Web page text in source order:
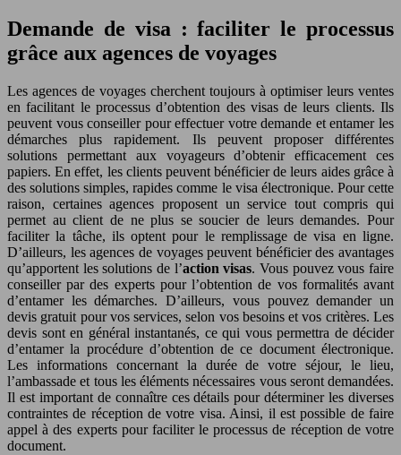
Demande de visa : faciliter le processus
grâce aux agences de voyages
Les agences de voyages cherchent toujours à optimiser leurs ventes
en facilitant le processus d’obtention des visas de leurs clients. Ils
peuvent vous conseiller pour effectuer votre demande et entamer les
démarches plus rapidement. Ils peuvent proposer différentes
solutions permettant aux voyageurs d’obtenir efficacement ces
papiers. En effet, les clients peuvent bénéficier de leurs aides grâce à
des solutions simples, rapides comme le visa électronique. Pour cette
raison, certaines agences proposent un service tout compris qui
permet au client de ne plus se soucier de leurs demandes. Pour
faciliter la tâche, ils optent pour le remplissage de visa en ligne.
D’ailleurs, les agences de voyages peuvent bénéficier des avantages
qu’apportent les solutions de l’action visas. Vous pouvez vous faire
conseiller par des experts pour l’obtention de vos formalités avant
d’entamer les démarches. D’ailleurs, vous pouvez demander un
devis gratuit pour vos services, selon vos besoins et vos critères. Les
devis sont en général instantanés, ce qui vous permettra de décider
d’entamer la procédure d’obtention de ce document électronique.
Les informations concernant la durée de votre séjour, le lieu,
l’ambassade et tous les éléments nécessaires vous seront demandées.
Il est important de connaître ces détails pour déterminer les diverses
contraintes de réception de votre visa. Ainsi, il est possible de faire
appel à des experts pour faciliter le processus de réception de votre
document.